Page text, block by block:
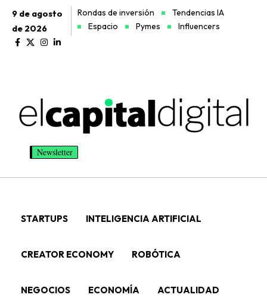
9 de agosto
de 2026
Rondas de inversión
Tendencias IA
Espacio
Pymes Influencers
Newsletter
STARTUPS INTELIGENCIA ARTIFICIAL
CREATOR ECONOMY ROBÓTICA
NEGOCIOS ECONOMÍA ACTUALIDAD